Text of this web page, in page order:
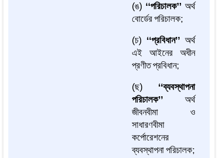
(ঙ) ‘‘পরিচালক’’অর্থ
বোর্ডের পরিচালক;
(চ) ‘‘প্রবিধান’’অর্থ
এই
আইনের
অধীন
প্রণীতপ্রবিধান;
(ছ) ‘‘ব্যবস্থাপনা
পরিচালক’’অর্থ
জীবনবীমা
ও
সাধারণবীমা
কর্পোরেশনের
ব্যবস্থাপনা পরিচালক;